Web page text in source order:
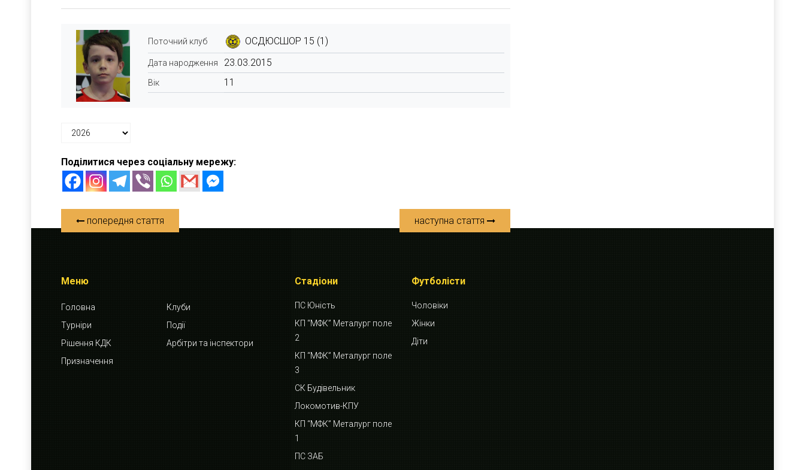
Поточний клуб ОСДЮСШОР 15 (1)
Дата народження 23.03.2015
Вік 11
Поділитися через соціальну мережу:
попередня стаття наступна стаття
Меню
Головна
Клуби
Турніри
Події
Рішення КДК
Арбітри та інспектори
Призначення
Стадіони
ПС Юність
КП “МФК” Металург поле
2
КП “МФК” Металург поле
3
СК Будівельник
Локомотив-КПУ
КП “МФК” Металург поле
1
ПС ЗАБ
Футболісти
Чоловіки
Жінки
Діти